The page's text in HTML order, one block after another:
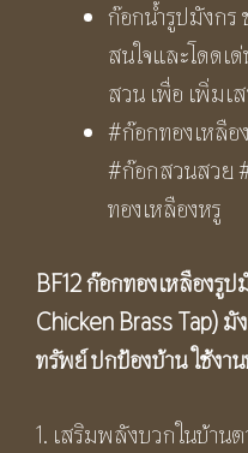
ก๊อกน้ำรูปมังกร
สนใจและโดดเ
สวน เพื่อ เพิ่มเ
#ก๊อกทองเหลื
#ก๊อกสวนสวย
ทองเหลืองหรู
BF12 ก๊อกทองเหลืองรูป
Chicken Brass Tap)มั
ทรัพย์ ปกป้องบ้าน ใช้งา
1. เสริมพลังบวกในบ้าน